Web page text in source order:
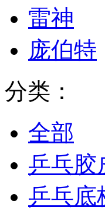
雷神
庞伯特
分类：
全部
乒乓胶
乒乓底